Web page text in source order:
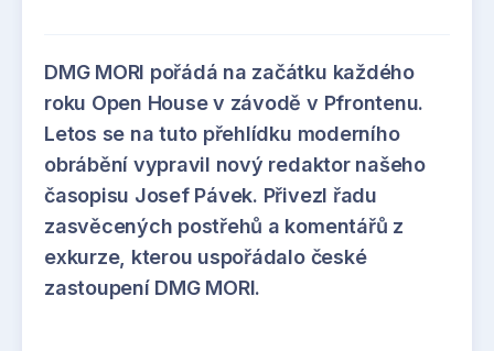
DMG MORI pořádá na začátku každého
roku Open House v závodě v Pfrontenu.
Letos se na tuto přehlídku moderního
obrábění vypravil nový redaktor našeho
časopisu Josef Pávek. Přivezl řadu
zasvěcených postřehů a komentářů z
exkurze, kterou uspořádalo české
zastoupení DMG MORI.